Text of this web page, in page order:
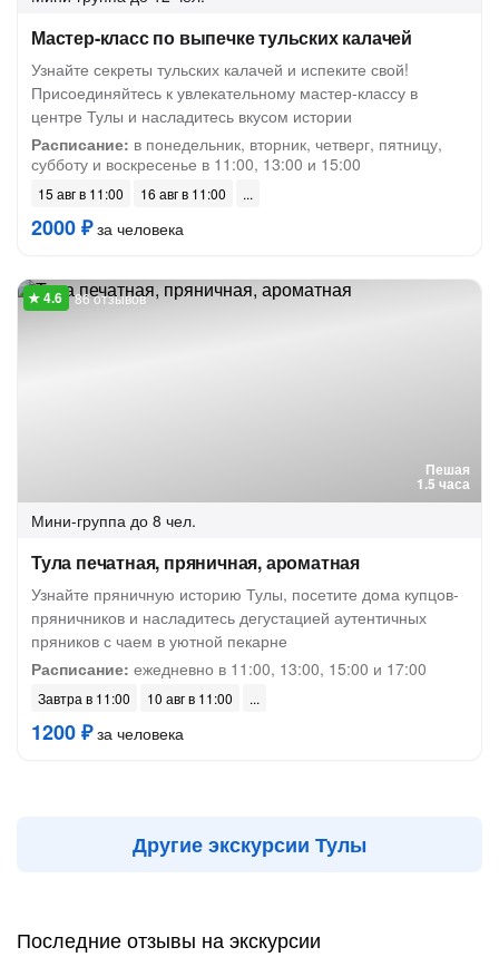
Мастер-класс по выпечке тульских калачей
Узнайте секреты тульских калачей и испеките свой!
Присоединяйтесь к увлекательному мастер-классу в
центре Тулы и насладитесь вкусом истории
Расписание: в понедельник, вторник, четверг, пятницу,
субботу и воскресенье в 11:00, 13:00 и 15:00
15 авг в 11:00 16 авг в 11:00
2000 ₽за человека
Пешая
1.5 часа
86 отзывов
Мини-группа до 8 чел.
Тула печатная, пряничная, ароматная
Узнайте пряничную историю Тулы, посетите дома купцов-
пряничников и насладитесь дегустацией аутентичных
пряников с чаем в уютной пекарне
Расписание: ежедневно в 11:00, 13:00, 15:00 и 17:00
Завтра в 11:00 10 авг в 11:00
1200 ₽за человека
Другие экскурсии Тулы
Последние отзывы на экскурсии